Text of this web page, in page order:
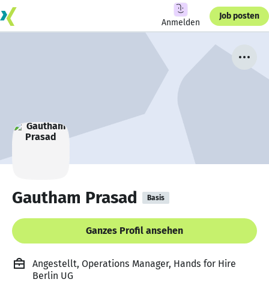
Anmelden
Job posten
Gautham Prasad Basis
Ganzes Profil ansehen
Angestellt, Operations Manager, Hands for Hire
Berlin UG